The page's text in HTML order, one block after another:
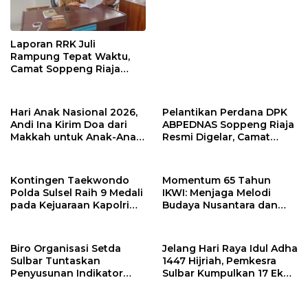
Laporan RRK Juli
Rampung Tepat Waktu,
Camat Soppeng Riaja
Hari Anak Nasional 2026,
Andi Ina Kirim Doa dari
Makkah untuk Anak-Anak
Pelantikan Perdana DPK
ABPEDNAS Soppeng Riaja
Resmi Digelar, Camat
Kontingen Taekwondo
Polda Sulsel Raih 9 Medali
pada Kejuaraan Kapolri
Momentum 65 Tahun
IKWI: Menjaga Melodi
Budaya Nusantara dan
Biro Organisasi Setda
Sulbar Tuntaskan
Penyusunan Indikator
Jelang Hari Raya Idul Adha
1447 Hijriah, Pemkesra
Sulbar Kumpulkan 17 Ekor